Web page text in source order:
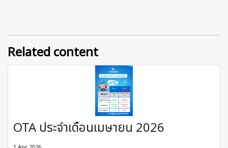
Related content
OTA ประจำเดือนเมษายน 2026